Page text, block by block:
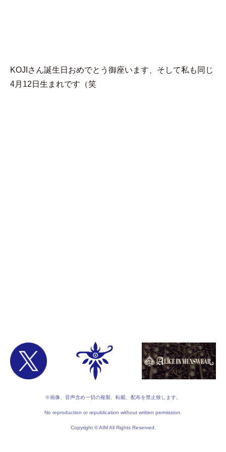
KOJIさん誕生日おめでとう御座います、そして私も同じ
4月12日生まれです（笑
※画像、音声含め一切の複製、転載、配布を禁止致します。
No reproduction or republication without written permission.
Copyright © AIM All Rights Reserved.